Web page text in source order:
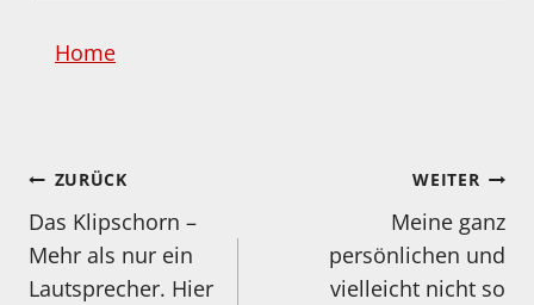
Home
Beitragsnavigation
ZURÜCK
Das Klipschorn –
Mehr als nur ein
Lautsprecher. Hier
WEITER
Meine ganz
persönlichen und
vielleicht nicht so